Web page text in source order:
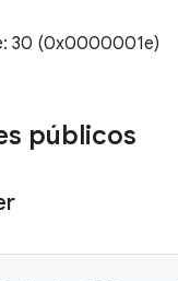
30 (0x0000001e)
públicos